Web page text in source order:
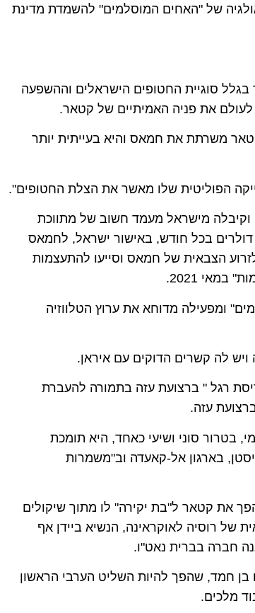
של "האחים המוסלמים" להשמדת מדינת
סוגיית החטופים הישראלים וההשפעה
את פניה האמיתיים של קטאר.
משרתת את חמאס והיא בעייתית יותר
הפוליטית שלו מאשר את הצלת החטופים".
קטאר ניצלה את המצב הכלכלי הקשה ברצועת עזה ב-2018 וקיבלה מישראל מעמד חשוב של מתווכת
דולרים בכל חודש, באישור ישראל, לחמאס
הצבאית של חמאס וסייעו להתעצמות
2021.
ומפעילה מדוחא את ערוץ הטלווזיה
ויש לה קשרים הדוקים עם איראן.
רגל " ברצועת עזה בתמורה להעברת
עזה.
בטרור סוני ושיעי כאחד, היא תומכת
בארגון אל-קאעדה וב"משמרות
את קטאר ל"בת יקירה" לו מתוך שיקולים
של רוסיה לאוקראינה, הנשיא ביידן אף
חברה בברית נאט"ו.
חמד, שהפך להיות השליט הערבי הראשון
מלכים.